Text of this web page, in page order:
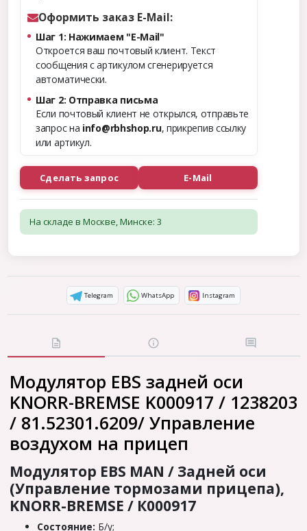
Оформить заказ E-Mail:
Шаг 1: Нажимаем "E-Mail"
Откроется ваш почтовый клиент. Текст
сообщения с артикулом сгенерируется
автоматически.
Шаг 2: Отправка письма
Если почтовый клиент не открылся, отправьте
запрос на info@rbhshop.ru, прикрепив ссылку
или артикул.
Сделать запрос E-Mail
На складе в Москве, Минске: 3
Telegram WhatsApp Instagram
Модулятор EBS задней оси
KNORR-BREMSE K000917 / 1238203
/ 81.52301.6209/ Управление
воздухом на прицеп
Модулятор EBS MAN / Задней оси
(Управление тормозами прицепа),
KNORR-BREMSE / К000917
Состояние: Б/у;